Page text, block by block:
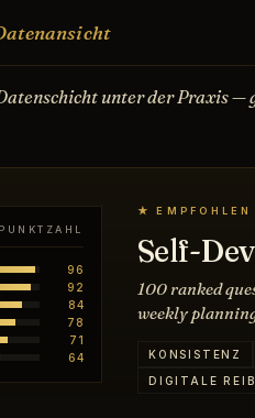
unter der Praxis
PUNKTZAHL
96
92
84
78
71
64
★
Self-
100 ranked
weekly
KONSISTENZ
DIGITALE